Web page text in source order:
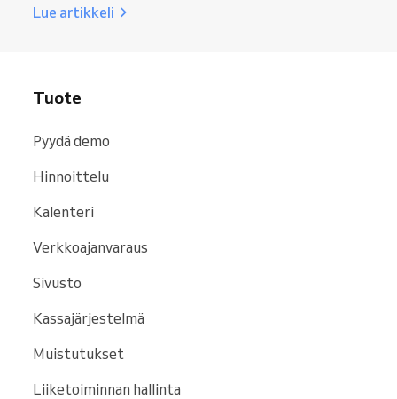
Lue artikkeli
Tuote
Pyydä demo
Hinnoittelu
Kalenteri
Verkkoajanvaraus
Sivusto
Kassajärjestelmä
Muistutukset
Liiketoiminnan hallinta